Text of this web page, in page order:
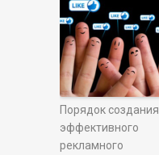
Порядок создания
эффективного
рекламного